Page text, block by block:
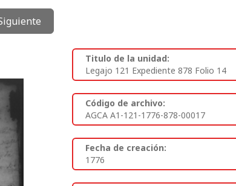
Titulo de la unidad:
Legajo 121 Expediente 878 Folio 14
Código de archivo:
AGCA A1-121-1776-878-00017
Fecha de creación:
1776